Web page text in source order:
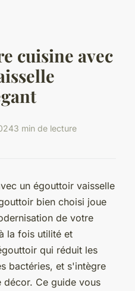
cuisine avec
3 min de lecture
un égouttoir vaisselle
bien choisi joue
de votre
la fois utilité et
qui réduit les
bactéries, et s'intègre
décor. Ce guide vous